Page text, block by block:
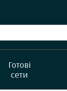
Готові
сети